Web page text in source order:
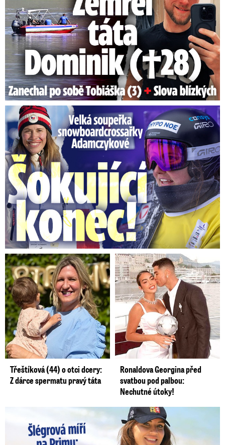
Velká soupeřka Adamczykové: Šokující konec!
Třeštíková (44) o otci dcery:
Z dárce spermatu pravý táta
Ronaldova Georgina před
svatbou pod palbou:
Nechutné útoky!
Lucie Šlégrová míří na Primu. Překvapení pro sporťáky!